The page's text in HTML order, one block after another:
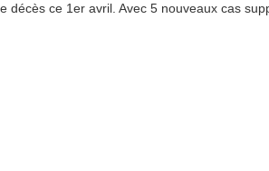
décès ce 1er avril. Avec 5 nouveaux cas